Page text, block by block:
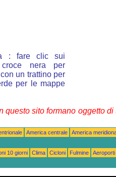
: fare clic sui
nera per
un trattino per
per le mappe
questo sito formano oggetto
America centrale
America
10 giorni Clima Cicloni Fulmine
Aeroporti